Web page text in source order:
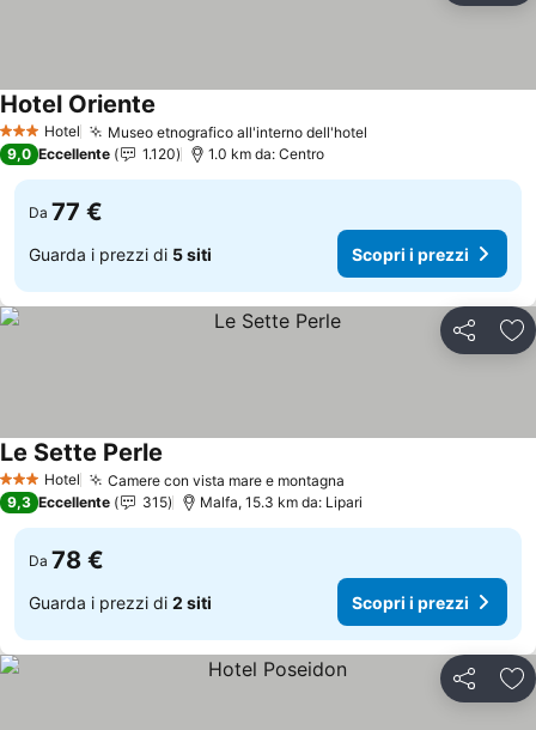
3 StelleHotel Museo etnografico all'interno dell'hotel
Hotel Oriente
9,0 Eccellente 1.120 1.0 km da: Centro
Da 77 €
Guarda i prezzi di 5 siti Scopri i prezzi
Condividi
3 StelleHotel Camere con vista mare e montagna
Le Sette Perle
9,3 Eccellente 315 Malfa, 15.3 km da: Lipari
Da 78 €
Guarda i prezzi di 2 siti Scopri i prezzi
Condividi